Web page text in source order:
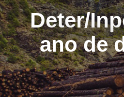
Deter/
ano de